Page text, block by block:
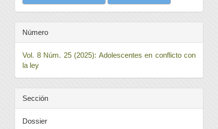
Número
Vol. 8 Núm. 25 (2025): Adolescentes en conflicto con
la ley
Sección
Dossier